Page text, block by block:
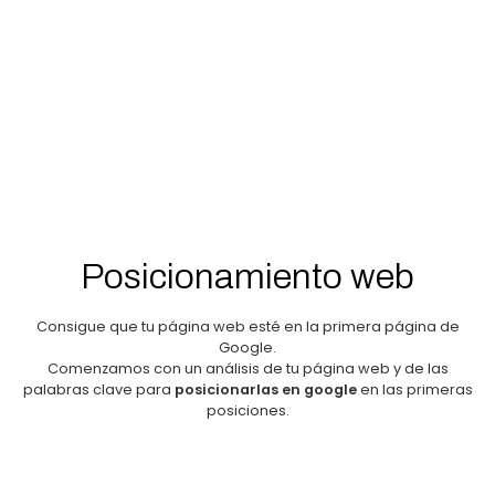
Posicionamiento web
Consigue que tu página web esté en la primera página de
Google.
Comenzamos con un análisis de tu página web y de las
palabras clave para posicionarlas en googleen las primeras
posiciones.